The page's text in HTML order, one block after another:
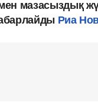
мазасыздық
Риа